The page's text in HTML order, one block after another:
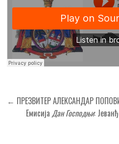
Кретање
чланка
← ПРЕЗВИТЕР АЛЕКСАНДАР
Емисија Дан Господњи: